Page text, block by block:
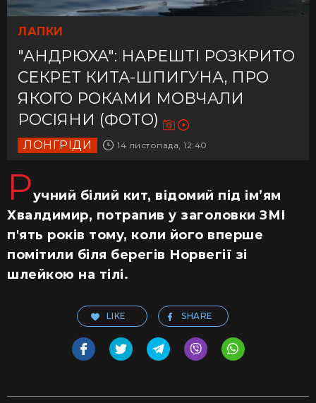
ЛАПКИ
"АНДРЮХА": НАРЕШТІ РОЗКРИТО
СЕКРЕТ КИТА-ШПИГУНА, ПРО
ЯКОГО РОКАМИ МОВЧАЛИ
РОСІЯНИ (ФОТО)
ЛОНГРІДИ 14 листопада, 12:40
Ручний білий кит, відомий під ім’ям
Хвалдимир, потрапив у заголовки ЗМІ
п'ять років тому, коли його вперше
помітили біля берегів Норвегії зі
шлейкою на тілі.
LIKE SHARE